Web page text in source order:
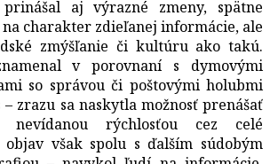
aj výrazné zmeny, spätne
charakter zdieľanej informácie, ale
zmýšľanie či kultúru ako takú.
v porovnaní s dymovými
so správou či poštovými holubmi
zrazu sa naskytla možnosť prenášať
nevídanou rýchlosťou cez celé
však spolu s ďalším súdobým